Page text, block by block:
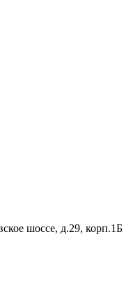
шоссе, д.29, корп.1Б